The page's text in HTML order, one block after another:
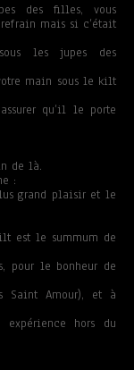
des filles, vous
mais si c’était
les jupes des
main sous le kilt
qu’il le porte
de là.
:
grand plaisir et le
est le summum de
pour le bonheur de
Saint Amour), et à
hors du